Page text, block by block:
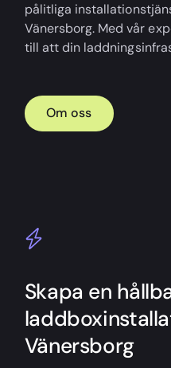
pålitliga
Vänersborg. Med vår
till att din
Om oss
Skapa en
Vänersborg